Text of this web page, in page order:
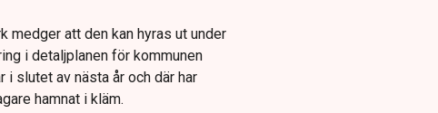
medger att den kan hyras ut under
i detaljplanen för kommunen
slutet av nästa år och där har
hamnat i kläm.